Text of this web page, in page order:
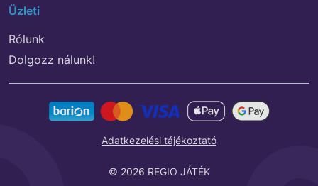
Üzleti
Rólunk
Dolgozz nálunk!
© 2026 REGIO JÁTÉK
Adatkezelési tájékoztató